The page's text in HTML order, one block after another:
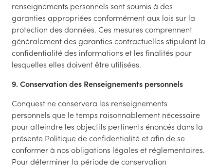
renseignements personnels sont soumis à des
garanties appropriées conformément aux lois sur la
protection des données. Ces mesures comprennent
généralement des garanties contractuelles stipulant la
confidentialité des informations et les finalités pour
lesquelles elles doivent être utilisées.
9. Conservation des Renseignements personnels
Conquest ne conservera les renseignements
personnels que le temps raisonnablement nécessaire
pour atteindre les objectifs pertinents énoncés dans la
présente Politique de confidentialité et afin de se
conformer à nos obligations légales et réglementaires.
Pour déterminer la période de conservation